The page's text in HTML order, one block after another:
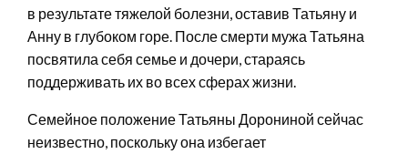
в результате тяжелой болезни, оставив Татьяну и
Анну в глубоком горе. После смерти мужа Татьяна
посвятила себя семье и дочери, стараясь
поддерживать их во всех сферах жизни.
Семейное положение Татьяны Дорониной сейчас
неизвестно, поскольку она избегает